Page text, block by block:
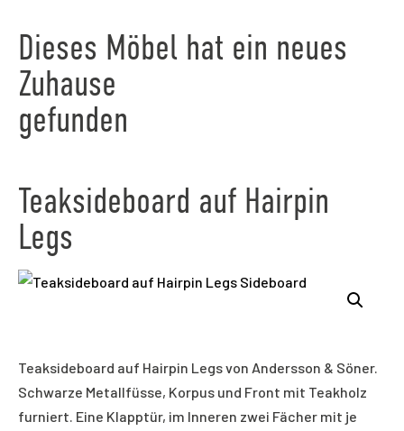
Dieses Möbel hat ein neues
Zuhause
gefunden
Teaksideboard auf Hairpin
Legs
Teaksideboard auf Hairpin Legs von Andersson & Söner.
Schwarze Metallfüsse, Korpus und Front mit Teakholz
furniert. Eine Klapptür, im Inneren zwei Fächer mit je